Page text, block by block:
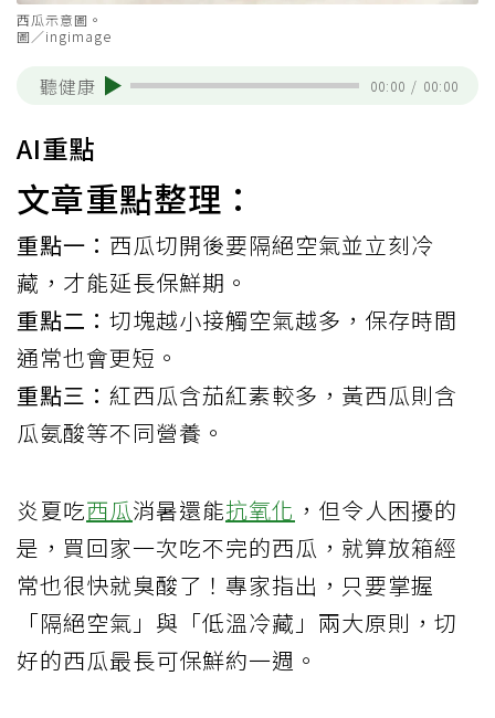
西瓜示意圖。
圖／ingimage
聽健康 00:00 / 00:00
AI重點
文章重點整理：
重點一： 西瓜切開後要隔絕空氣並立刻冷
藏，才能延長保鮮期。
重點二： 切塊越小接觸空氣越多，保存時間
通常也會更短。
重點三： 紅西瓜含茄紅素較多，黃西瓜則含
瓜氨酸等不同營養。
炎夏吃西瓜消暑還能抗氧化 ，但令人困擾的
是，買回家一次吃不完的西瓜，就算放箱經
常也很快就臭酸了！專家指出，只要掌握
「隔絕空氣」與「低溫冷藏」兩大原則，切
好的西瓜最長可保鮮約一週。